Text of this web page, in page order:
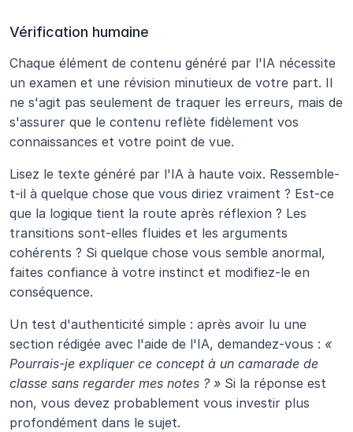
Vérification humaine
Chaque élément de contenu généré par l'IA nécessite
un examen et une révision minutieux de votre part. Il
ne s'agit pas seulement de traquer les erreurs, mais de
s'assurer que le contenu reflète fidèlement vos
connaissances et votre point de vue.
Lisez le texte généré par l'IA à haute voix. Ressemble-
t-il à quelque chose que vous diriez vraiment ? Est-ce
que la logique tient la route après réflexion ? Les
transitions sont-elles fluides et les arguments
cohérents ? Si quelque chose vous semble anormal,
faites confiance à votre instinct et modifiez-le en
conséquence.
Un test d'authenticité simple : après avoir lu une
section rédigée avec l'aide de l'IA, demandez-vous : «
Pourrais-je expliquer ce concept à un camarade de
classe sans regarder mes notes ? » Si la réponse est
non, vous devez probablement vous investir plus
profondément dans le sujet.